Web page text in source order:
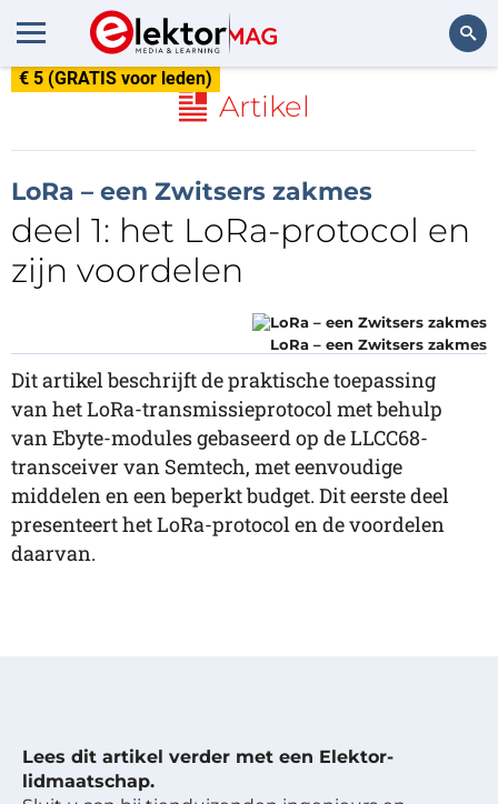
€ 5 (GRATIS voor leden)
Artikel
LoRa – een Zwitsers zakmes
deel 1: het LoRa-protocol en
zijn voordelen
LoRa – een Zwitsers zakmes
Dit artikel beschrijft de praktische toepassing
van het LoRa-transmissieprotocol met behulp
van Ebyte-modules gebaseerd op de LLCC68-
transceiver van Semtech, met eenvoudige
middelen en een beperkt budget. Dit eerste deel
presenteert het LoRa-protocol en de voordelen
daarvan.
Lees dit artikel verder met een Elektor-
lidmaatschap.